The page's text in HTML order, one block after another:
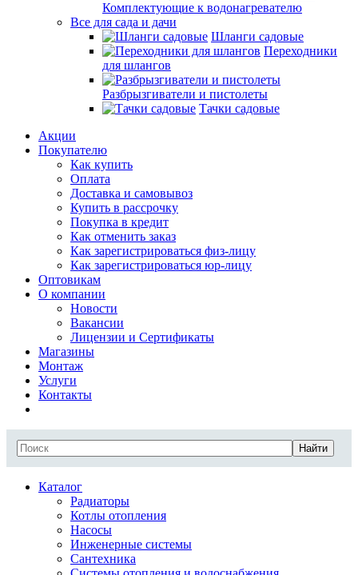
Комплектующие к водонагревателю
Все для сада и дачи
Шланги садовые
Переходники
для шлангов
Разбрызгиватели и пистолеты
Тачки садовые
Акции
Покупателю
Как купить
Оплата
Доставка и самовывоз
Купить в рассрочку
Покупка в кредит
Как отменить заказ
Как зарегистрироваться физ-лицу
Как зарегистрироваться юр-лицу
Оптовикам
О компании
Новости
Вакансии
Лицензии и Сертификаты
Магазины
Монтаж
Услуги
Контакты
Найти
Каталог
Радиаторы
Котлы отопления
Насосы
Инженерные системы
Сантехника